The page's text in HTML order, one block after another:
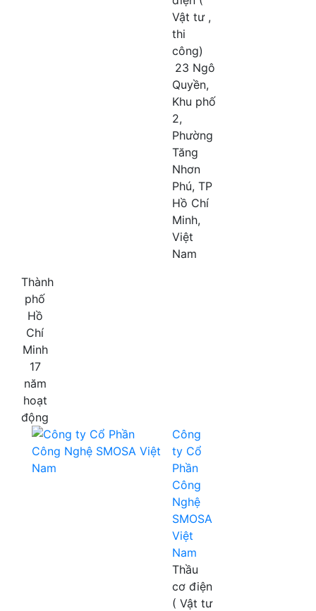
Vật tư ,
thi
công)
23 Ngô
Quyền,
Khu phố
2,
Phường
Tăng
Nhơn
Phú, TP
Hồ Chí
Minh,
Việt
Nam
Thành
phố
Hồ
Chí
Minh
17
năm
hoạt
động
Công
ty Cổ
Phần
Công
Nghệ
SMOSA
Việt
Nam
Thầu
cơ điện
( Vật tư